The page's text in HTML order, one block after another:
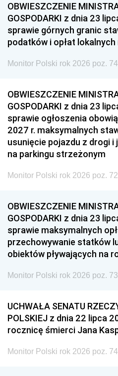
OBWIESZCZENIE
GOSPODARKI z dnia 23
sprawie górnych granic
podatków i opłat
Monitor Polski rok 2026 poz.
OBWIESZCZENIE
GOSPODARKI z dnia 23
sprawie ogłoszenia
2027 r. maksymalnych
usunięcie pojazdu z drogi i
na parkingu strzeżonym
Monitor Polski rok 2026 poz.
OBWIESZCZENIE
GOSPODARKI z dnia 23
sprawie maksymalnych
przechowywanie statków
obiektów pływających na
Monitor Polski rok 2026 poz.
UCHWAŁA SENATU
POLSKIEJ z dnia 22 lipca
rocznicę śmierci Jana
Monitor Polski rok 2026 poz.